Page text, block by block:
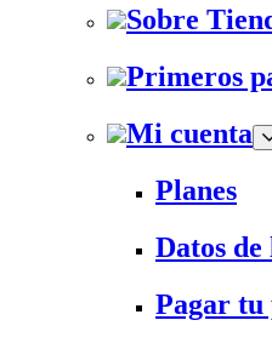
Sobre
Primeros
Mi cuenta
Planes
Datos de
Pagar tu